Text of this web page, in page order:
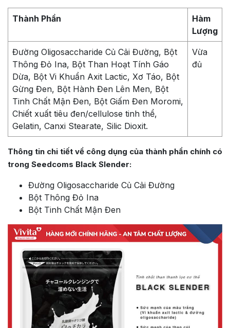
Thành Phần
Hàm
Lượng
Đường Oligosaccharide Củ Cải Đường, Bột
Thông Đỏ Ina, Bột Than Hoạt Tính Gáo
Dừa, Bột Vi Khuẩn Axit Lactic, Xơ Táo, Bột
Gừng Đen, Bột Hành Đen Lên Men, Bột
Tinh Chất Mận Đen, Bột Giấm Đen Moromi,
Chiết xuất tiêu đen/cellulose tinh thể,
Gelatin, Canxi Stearate, Silic Dioxit.
Vừa
đủ
Thông tin chi tiết về công dụng của thành phần chính có
trong Seedcoms Black Slender:
Đường Oligosaccharide Củ Cải Đường
Bột Thông Đỏ Ina
Bột Tinh Chất Mận Đen